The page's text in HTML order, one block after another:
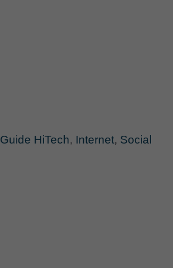
Guide HiTech, Internet, Social